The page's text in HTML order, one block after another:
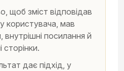
щоб зміст відповідав
користувача, мав
внутрішні посилання й
дає підхід, у